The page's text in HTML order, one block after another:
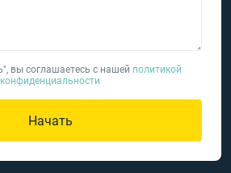
вы соглашаетесь с нашей политикой
конфиденциальности
Начать